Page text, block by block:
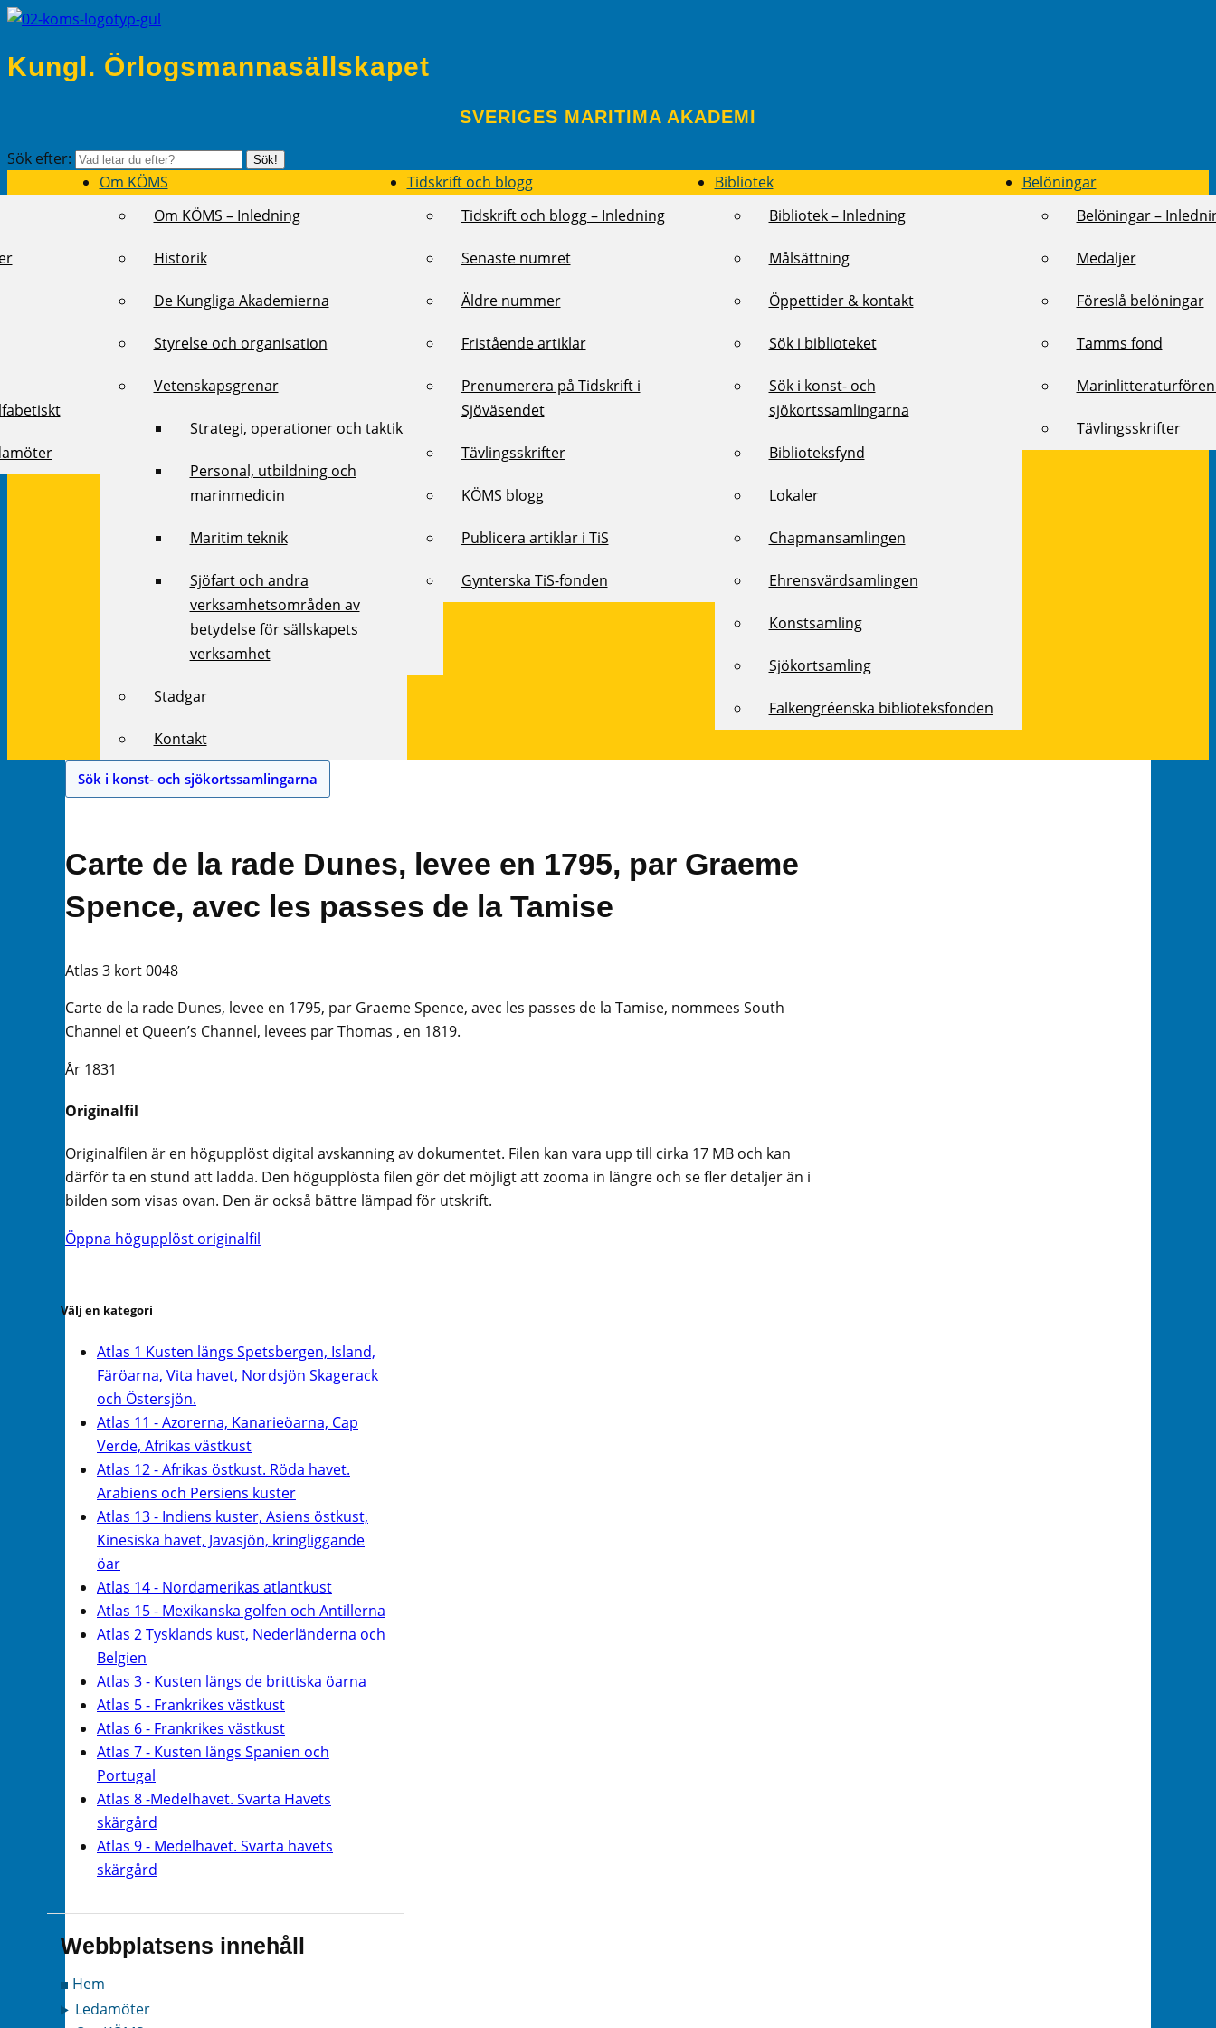
Kungl. Örlogsmannasällskapet
SVERIGES MARITIMA AKADEMI
Sök efter: Sök!
Om KÖMS
Om KÖMS – Inledning
Historik
De Kungliga Akademierna
Styrelse och organisation
Vetenskapsgrenar
Strategi, operationer och taktik
Personal, utbildning och
marinmedicin
Maritim teknik
Sjöfart och andra
verksamhetsområden av
betydelse för sällskapets
verksamhet
Stadgar
Kontakt
Tidskrift och blogg
Tidskrift och blogg – Inledning
Senaste numret
Äldre nummer
Fristående artiklar
Prenumerera på Tidskrift i
Sjöväsendet
Tävlingsskrifter
KÖMS blogg
Publicera artiklar i TiS
Gynterska TiS-fonden
Bibliotek
Bibliotek – Inledning
Målsättning
Öppettider & kontakt
Sök i biblioteket
Sök i konst- och
sjökortssamlingarna
Biblioteksfynd
Lokaler
Chapmansamlingen
Ehrensvärdsamlingen
Konstsamling
Sjökortsamling
Falkengréenska biblioteksfonden
Belöningar
Belöningar –
Medaljer
Föreslå belöningar
Tamms fond
Tävlingsskrifter
Sök i konst- och sjökortssamlingarna
Carte de la rade Dunes, levee en 1795, par Graeme
Spence, avec les passes de la Tamise
Atlas 3 kort 0048
Carte de la rade Dunes, levee en 1795, par Graeme Spence, avec les passes de la Tamise, nommees South
Channel et Queen’s Channel, levees par Thomas , en 1819.
År 1831
Originalfil
Originalfilen är en högupplöst digital avskanning av dokumentet. Filen kan vara upp till cirka 17 MB och kan
därför ta en stund att ladda. Den högupplösta filen gör det möjligt att zooma in längre och se fler detaljer än i
bilden som visas ovan. Den är också bättre lämpad för utskrift.
Öppna högupplöst originalfil
Välj en kategori
Atlas 1 Kusten längs Spetsbergen, Island,
Färöarna, Vita havet, Nordsjön Skagerack
och Östersjön.
Atlas 11 - Azorerna, Kanarieöarna, Cap
Verde, Afrikas västkust
Atlas 12 - Afrikas östkust. Röda havet.
Arabiens och Persiens kuster
Atlas 13 - Indiens kuster, Asiens östkust,
Kinesiska havet, Javasjön, kringliggande
öar
Atlas 14 - Nordamerikas atlantkust
Atlas 15 - Mexikanska golfen och Antillerna
Atlas 2 Tysklands kust, Nederländerna och
Belgien
Atlas 3 - Kusten längs de brittiska öarna
Atlas 5 - Frankrikes västkust
Atlas 6 - Frankrikes västkust
Atlas 7 - Kusten längs Spanien och
Portugal
Atlas 8 -Medelhavet. Svarta Havets
skärgård
Atlas 9 - Medelhavet. Svarta havets
skärgård
Webbplatsens innehåll
Hem
Ledamöter